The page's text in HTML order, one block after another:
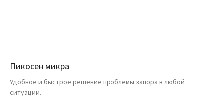
Пикосен микра
Удобное и быстрое решение проблемы запора в любой
ситуации.